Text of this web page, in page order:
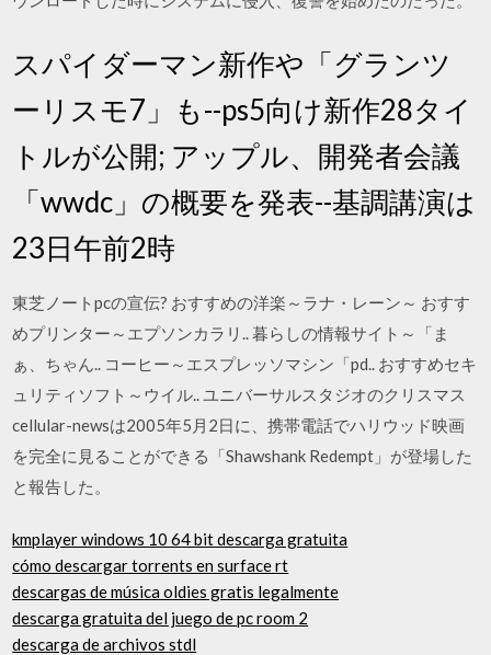
スパイダーマン新作や「グランツ
ーリスモ7」も--ps5向け新作28タイ
トルが公開; アップル、開発者会議
「wwdc」の概要を発表--基調講演は
23日午前2時
東芝ノートpcの宣伝? おすすめの洋楽～ラナ・レーン～ おすす
めプリンター～エプソンカラリ.. 暮らしの情報サイト～「ま
ぁ、ちゃん.. コーヒー～エスプレッソマシン「pd.. おすすめセキ
ュリティソフト～ウイル.. ユニバーサルスタジオのクリスマス
cellular-newsは2005年5月2日に、携帯電話でハリウッド映画
を完全に見ることができる「Shawshank Redempt」が登場した
と報告した。
kmplayer windows 10 64 bit descarga gratuita
cómo descargar torrents en surface rt
descargas de música oldies gratis legalmente
descarga gratuita del juego de pc room 2
descarga de archivos stdl